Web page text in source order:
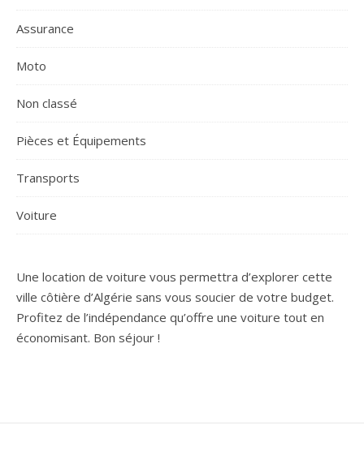
Assurance
Moto
Non classé
Pièces et Équipements
Transports
Voiture
Une location de voiture vous permettra d’explorer cette
ville côtière d’Algérie sans vous soucier de votre budget.
Profitez de l’indépendance qu’offre une voiture tout en
économisant. Bon séjour !